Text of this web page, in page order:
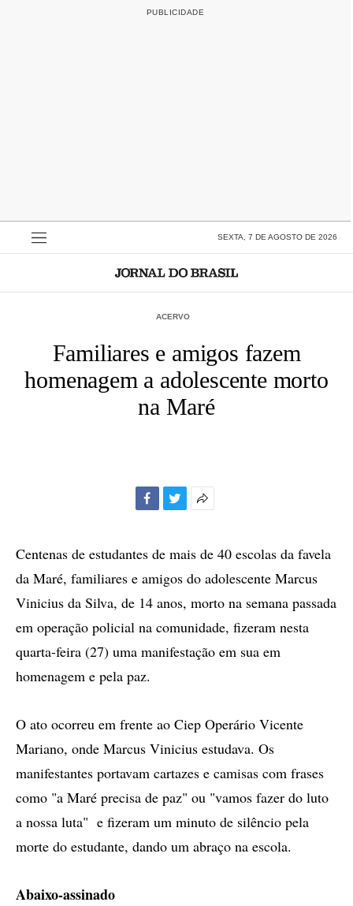
SEXTA, 7 DE AGOSTO DE 2026
ACERVO
Familiares e amigos fazem
homenagem a adolescente morto
na Maré
compartilhamento
Centenas de estudantes de mais de 40 escolas da favela
da Maré, familiares e amigos do adolescente Marcus
Vinicius da Silva, de 14 anos, morto na semana passada
em operação policial na comunidade, fizeram nesta
quarta-feira (27) uma manifestação em sua em
homenagem e pela paz.
O ato ocorreu em frente ao Ciep Operário Vicente
Mariano, onde Marcus Vinicius estudava. Os
manifestantes portavam cartazes e camisas com frases
como "a Maré precisa de paz" ou "vamos fazer do luto
a nossa luta" e fizeram um minuto de silêncio pela
morte do estudante, dando um abraço na escola.
Abaixo-assinado